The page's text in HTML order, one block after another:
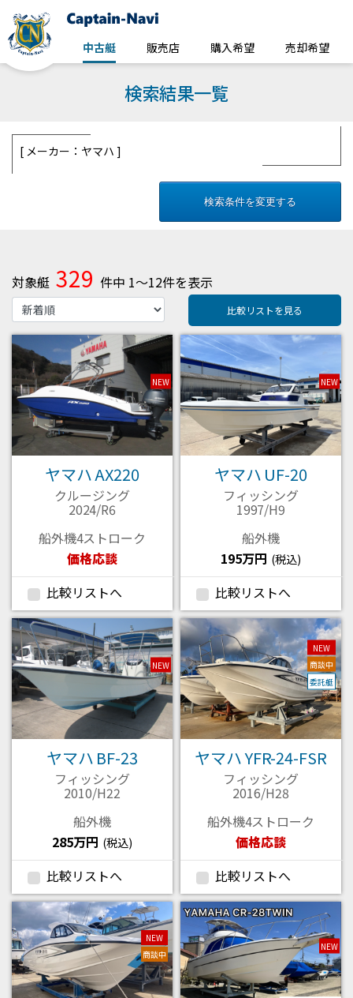
中古艇 販売店 購入希望 売却希望
検索結果一覧
メーカー：ヤマハ
検索条件を変更する
対象艇 329 件中 1～12件を表示
比較リストを見る
ヤマハ AX220
クルージング
2024/R6
船外機4ストローク
価格応談
比較リストへ
NEW
ヤマハ UF-20
フィッシング
1997/H9
船外機
195万円 (税込)
比較リストへ
NEW
ヤマハ BF-23
フィッシング
2010/H22
船外機
285万円 (税込)
比較リストへ
NEW
ヤマハ YFR-24-FSR
フィッシング
2016/H28
船外機4ストローク
価格応談
比較リストへ
NEW
商談中
委託艇
NEW
商談中
NEW